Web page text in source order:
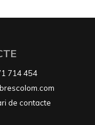
714 454
de contacte